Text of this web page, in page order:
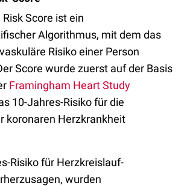
Score ist ein
Algorithmus, mit dem das
Risiko einer Person
Score wurde zuerst auf der Basis
Framingham Heart Study
10-Jahres-Risiko für die
koronaren Herzkrankheit
Risiko für Herzkreislauf-
wurden